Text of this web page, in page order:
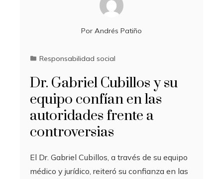
Por Andrés Patiño
Responsabilidad social
Dr. Gabriel Cubillos y su
equipo confían en las
autoridades frente a
controversias
El Dr. Gabriel Cubillos, a través de su equipo
médico y jurídico, reiteró su confianza en las